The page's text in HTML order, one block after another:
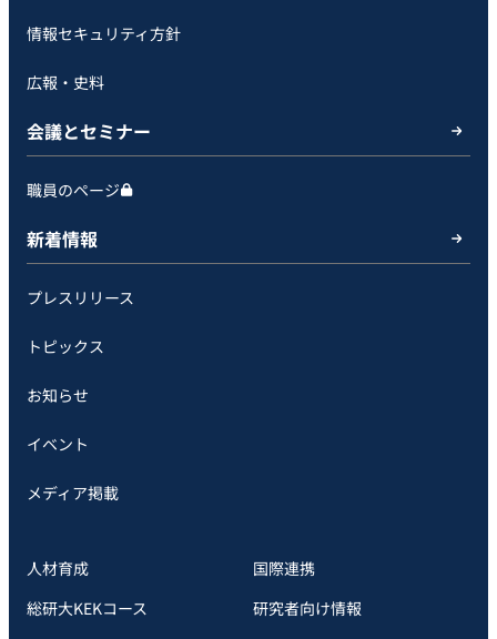
情報セキュリティ方針
広報・史料
会議とセミナー
職員のページ
新着情報
プレスリリース
トピックス
お知らせ
イベント
メディア掲載
人材育成
国際連携
総研大KEKコース
研究者向け情報